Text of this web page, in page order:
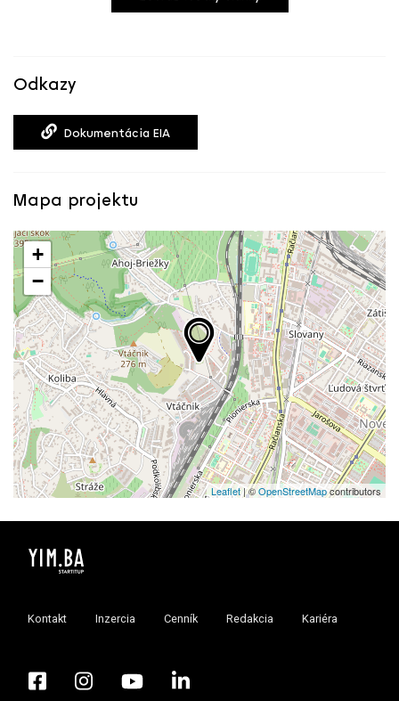
Odkazy
Dokumentácia EIA
Mapa projektu
+
−
Leaflet| ©OpenStreetMapcontributors
Kontakt Inzercia Cenník Redakcia Kariéra